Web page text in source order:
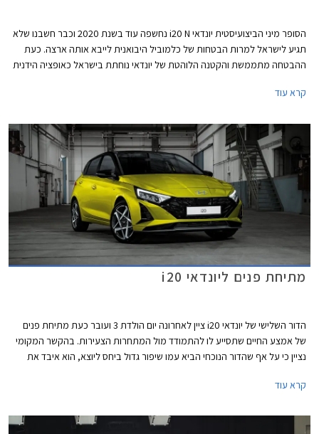
הסופר מיני הביצועיסטית יונדאי i20 N נחשפה עוד בשנת 2020 וכבר חשבנו שלא
תגיע לישראל למרות הבטחות של כלמוביל היבואנית לייבא אותה ארצה. כעת
ההבטחה מתממשת והקטנה הלוהטת של יונדאי נוחתת בישראל כאופציה הידנית
i20 N מוצעת במחיר 175,900 ₪.
קרא עוד
מתיחת פנים ליונדאי i20
הדור השלישי של יונדאי i20 ציין לאחרונה יום הולדת 3 ועובר כעת מתיחת פנים
של אמצע החיים שתסייע לו להתמודד מול המתחרות הצעירות. בהקשר המקומי
נציין כי על אף שהדור הנוכחי הביא עמו שיפור גדול ביחס ליוצא, הוא איבד את
מהמתחרות.
קרא עוד